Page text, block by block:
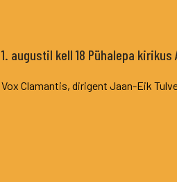
1. augustil kell 18 Pühalepa kirikus
Vox Clamantis, dirigent Jaan-Eik